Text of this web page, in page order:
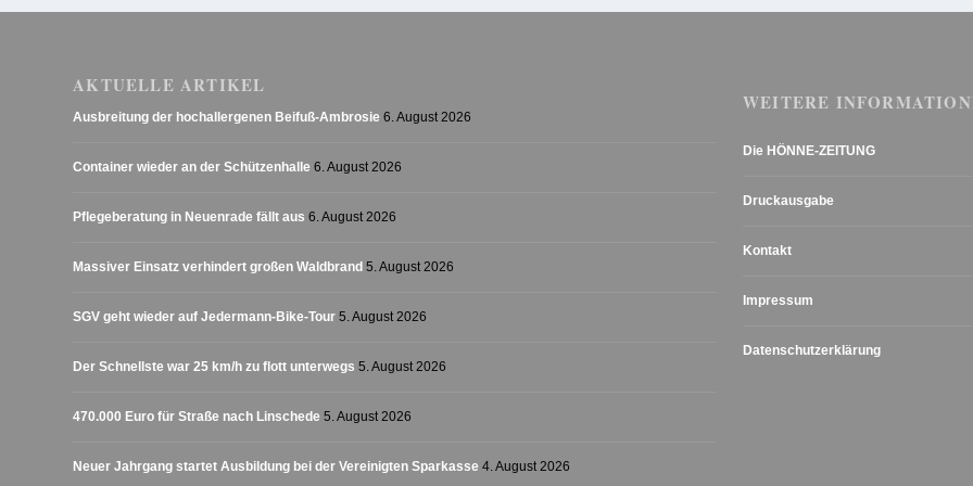
AKTUELLE ARTIKEL
Ausbreitung der hochallergenen Beifuß-Ambrosie 6. August 2026
Container wieder an der Schützenhalle 6. August 2026
Pflegeberatung in Neuenrade fällt aus 6. August 2026
Massiver Einsatz verhindert großen Waldbrand 5. August 2026
SGV geht wieder auf Jedermann-Bike-Tour 5. August 2026
Der Schnellste war 25 km/h zu flott unterwegs 5. August 2026
470.000 Euro für Straße nach Linschede 5. August 2026
Neuer Jahrgang startet Ausbildung bei der Vereinigten Sparkasse 4. August 2026
WEITERE
Die HÖNNE-ZEITUNG
Druckausgabe
Kontakt
Impressum
Datenschutzerklärung